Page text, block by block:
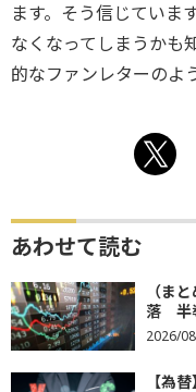
ます。そう信じていま
なくなってしまうかも
的なファンレターのよ
あわせて読む
（ま
落 半
2026/
【為